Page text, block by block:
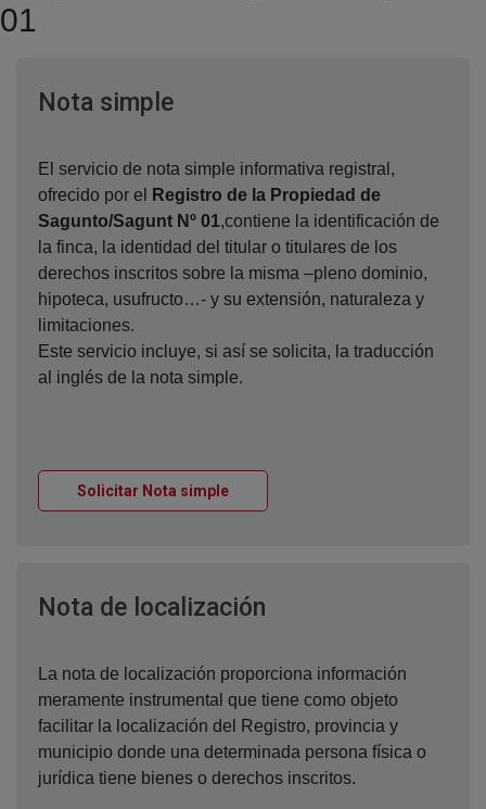
01
Nota simpleVentana nueva
El servicio de nota simple informativa registral,
ofrecido por el
Registro de la Propiedad de
Sagunto/Sagunt Nº 01,contiene la identificación de
la finca, la identidad del titular o titulares de los
derechos inscritos sobre la misma –pleno dominio,
hipoteca, usufructo…- y su extensión, naturaleza y
limitaciones.
Este servicio incluye, si así se solicita, la traducción
al inglés de la nota simple.
Solicitar Nota simpleVentana nueva
Nota de localización
La nota de localización proporciona información
meramente instrumental que tiene como objeto
facilitar la localización del Registro, provincia y
municipio donde una determinada persona física o
jurídica tiene bienes o derechos inscritos.